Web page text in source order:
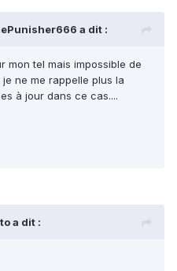
a dit :
mon tel mais impossible de
ne me rappelle plus la
à jour dans ce cas....
a dit :